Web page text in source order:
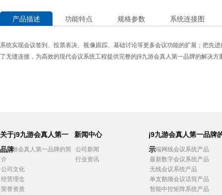
产品描述 功能特点 规格参数 系统连接图
系统实现会议签到、投票表决、视像跟踪、基础讨论等更多会议功能的扩展；把先
了无缝连接，为高效的现代会议系统工程提供完整的j9九游会真人第一品牌的解决方
关于j9九游会真人第一
品牌
j9九游会真人第一品牌的简
介
公司文化
经营理念
荣誉资质
新闻中心
公司新闻
行业资讯
j9九游会真人第一品牌
示
高端网线会议系统产品
最新数字会议系统产品
无线会议系统产品
单支鹅颈会议话筒产品
智能中控矩阵系统产品